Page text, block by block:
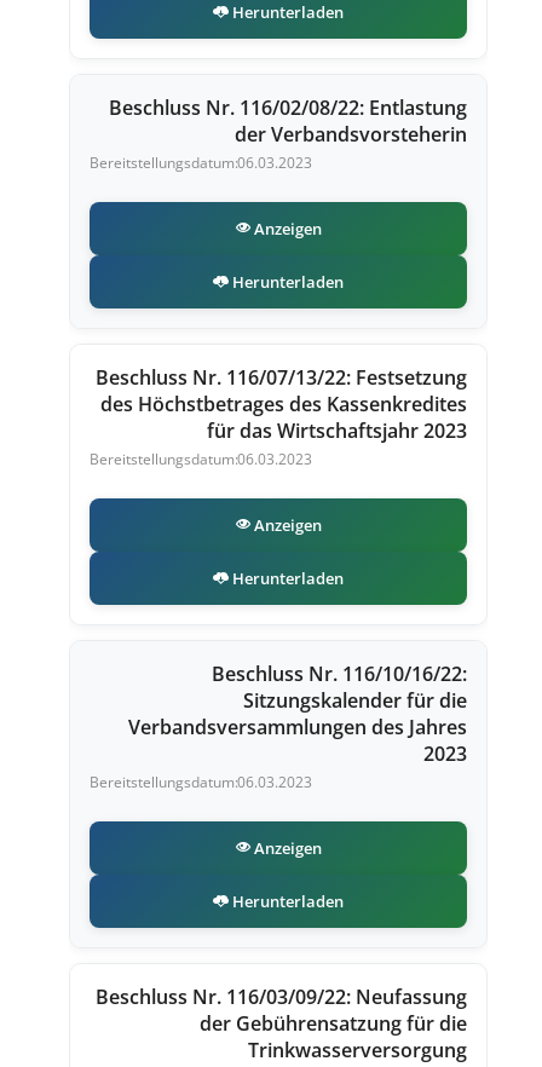
Herunterladen
Beschluss Nr. 116/02/08/22: Entlastung
der Verbandsvorsteherin
06.03.2023
Anzeigen
Herunterladen
Beschluss Nr. 116/07/13/22: Festsetzung
des Höchstbetrages des Kassenkredites
für das Wirtschaftsjahr 2023
06.03.2023
Anzeigen
Herunterladen
Beschluss Nr. 116/10/16/22:
Sitzungskalender für die
Verbandsversammlungen des Jahres
2023
06.03.2023
Anzeigen
Herunterladen
Beschluss Nr. 116/03/09/22: Neufassung
der Gebührensatzung für die
Trinkwasserversorgung